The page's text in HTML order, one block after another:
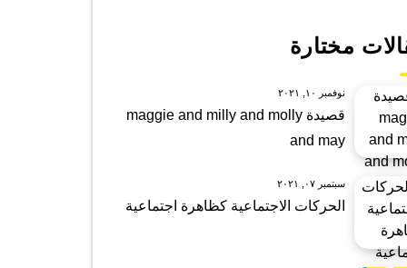
مختارة
نوفمبر ١٠, ٢٠٢١
قصيدة maggie and milly and molly
and may
سبتمبر ٠٧, ٢٠٢١
الحركات الاجتماعية كظاهرة اجتماعية